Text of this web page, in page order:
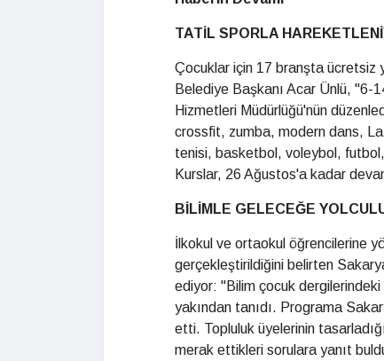
TATİL SPORLA
Çocuklar için 17 branşta ücretsiz
Belediye Başkanı Acar Ünlü, "6-
Hizmetleri Müdürlüğü'nün
crossfit, zumba, modern dans,
tenisi, basketbol, voleybol,
Kurslar, 26 Ağustos'a kadar
BİLİMLE GELECEĞE
İlkokul ve ortaokul öğrencilerine
gerçekleştirildiğini belirten
ediyor: "Bilim çocuk
yakından tanıdı. Programa
etti. Topluluk üyelerinin
merak ettikleri sorulara yanıt